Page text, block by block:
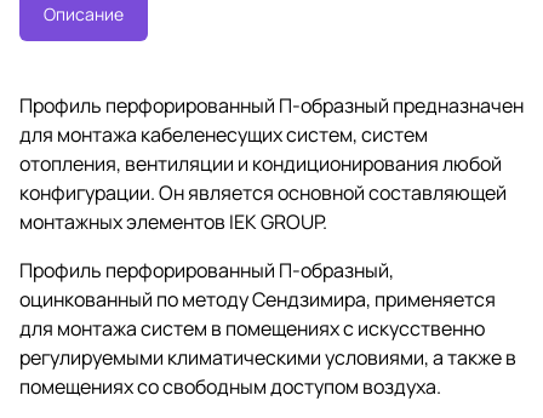
Описание
Профиль перфорированный П-образный предназначен
для монтажа кабеленесущих систем, систем
отопления, вентиляции и кондиционирования любой
конфигурации. Он является основной составляющей
монтажных элементов IEK GROUP.
Профиль перфорированный П-образный,
оцинкованный по методу Сендзимира, применяется
для монтажа систем в помещениях с искусственно
регулируемыми климатическими условиями, а также в
помещениях со свободным доступом воздуха.